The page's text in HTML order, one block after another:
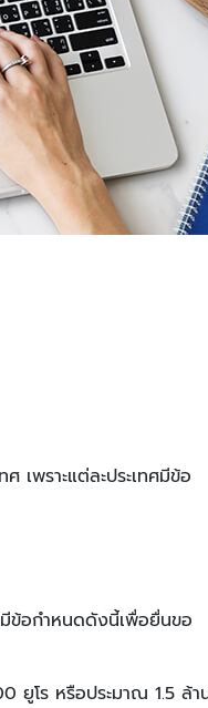
เพราะแต่ละประเทศมีข้อ
มีข้อกำหนดดังนี้เพื่อยื่นขอ
ยูโร หรือประมาณ 1.5 ล้า